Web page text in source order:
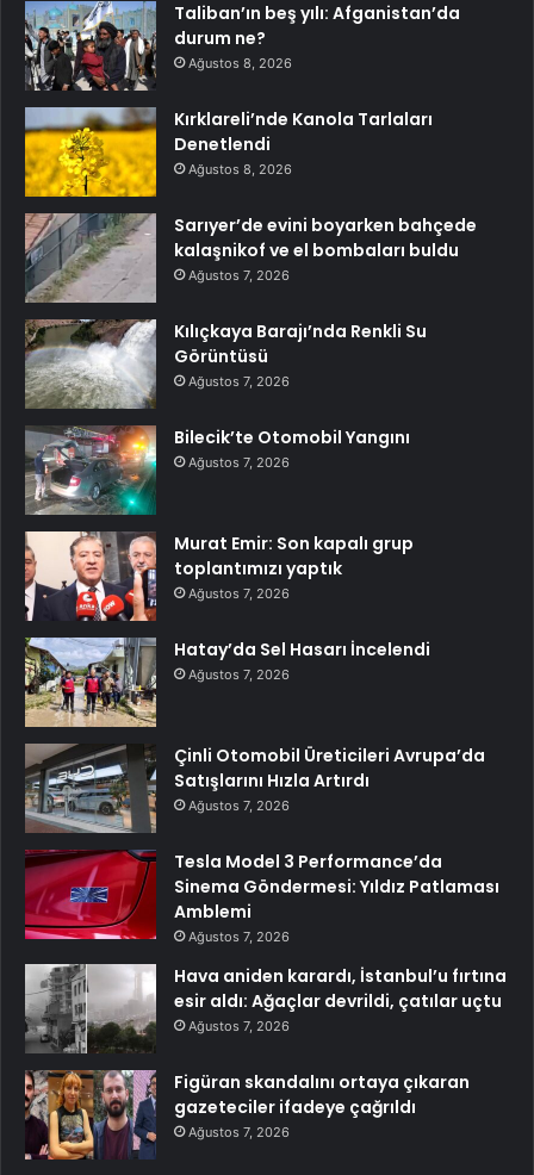
Taliban’ın beş yılı: Afganistan’da
durum ne?
Ağustos 8, 2026
Kırklareli’nde Kanola Tarlaları
Denetlendi
Ağustos 8, 2026
Sarıyer’de evini boyarken bahçede
kalaşnikof ve el bombaları buldu
Ağustos 7, 2026
Kılıçkaya Barajı’nda Renkli Su
Görüntüsü
Ağustos 7, 2026
Bilecik’te Otomobil Yangını
Ağustos 7, 2026
Murat Emir: Son kapalı grup
toplantımızı yaptık
Ağustos 7, 2026
Hatay’da Sel Hasarı İncelendi
Ağustos 7, 2026
Çinli Otomobil Üreticileri Avrupa’da
Satışlarını Hızla Artırdı
Ağustos 7, 2026
Tesla Model 3 Performance’da
Sinema Göndermesi: Yıldız Patlaması
Amblemi
Ağustos 7, 2026
Hava aniden karardı, İstanbul’u fırtına
esir aldı: Ağaçlar devrildi, çatılar uçtu
Ağustos 7, 2026
Figüran skandalını ortaya çıkaran
gazeteciler ifadeye çağrıldı
Ağustos 7, 2026